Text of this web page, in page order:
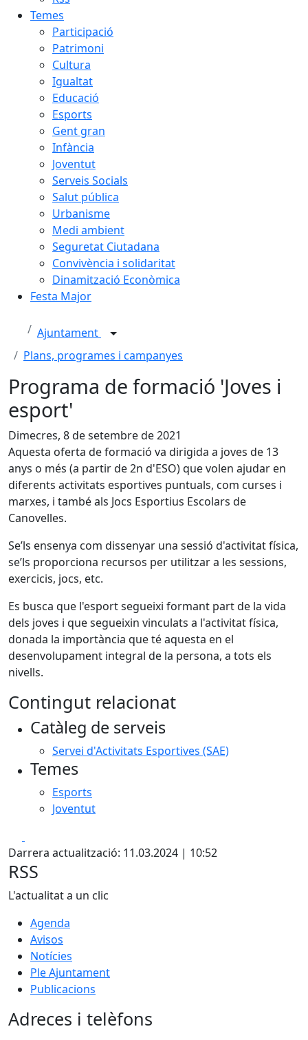
Temes
Participació
Patrimoni
Cultura
Igualtat
Educació
Esports
Gent gran
Infància
Joventut
Serveis Socials
Salut pública
Urbanisme
Medi ambient
Seguretat Ciutadana
Convivència i solidaritat
Dinamització Econòmica
Festa Major
Ajuntament
Plans, programes i campanyes
Programa de formació 'Joves i
esport'
Dimecres, 8 de setembre de 2021
Aquesta oferta de formació va dirigida a joves de 13
anys o més (a partir de 2n d'ESO) que volen ajudar en
diferents activitats esportives puntuals, com curses i
marxes, i també als Jocs Esportius Escolars de
Canovelles.
Se’ls ensenya com dissenyar una sessió d'activitat física,
se’ls proporciona recursos per utilitzar a les sessions,
exercicis, jocs, etc.
Es busca que l'esport segueixi formant part de la vida
dels joves i que segueixin vinculats a l'activitat física,
donada la importància que té aquesta en el
desenvolupament integral de la persona, a tots els
nivells.
Contingut relacionat
Catàleg de serveis
Servei d'Activitats Esportives (SAE)
Temes
Esports
Joventut
Darrera actualització: 11.03.2024 | 10:52
RSS
L'actualitat a un clic
Agenda
Avisos
Notícies
Ple Ajuntament
Publicacions
Adreces i telèfons